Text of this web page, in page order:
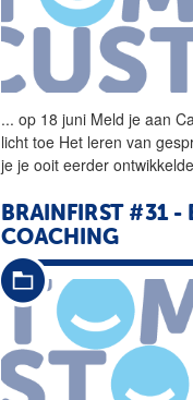
... op 18 juni Meld je aan
licht toe Het leren van
je je ooit eerder
BRAINFIRST #31 -
COACHING